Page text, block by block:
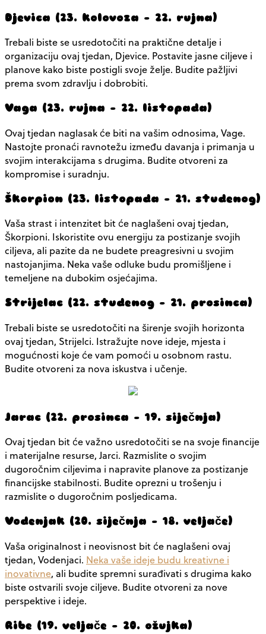
Djevica (23. kolovoza – 22. rujna)
Trebali biste se usredotočiti na praktične detalje i
organizaciju ovaj tjedan, Djevice. Postavite jasne ciljeve i
planove kako biste postigli svoje želje. Budite pažljivi
prema svom zdravlju i dobrobiti.
Vaga (23. rujna – 22. listopada)
Ovaj tjedan naglasak će biti na vašim odnosima, Vage.
Nastojte pronaći ravnotežu između davanja i primanja u
svojim interakcijama s drugima. Budite otvoreni za
kompromise i suradnju.
Škorpion (23. listopada – 21. studenog)
Vaša strast i intenzitet bit će naglašeni ovaj tjedan,
Škorpioni. Iskoristite ovu energiju za postizanje svojih
ciljeva, ali pazite da ne budete preagresivni u svojim
nastojanjima. Neka vaše odluke budu promišljene i
temeljene na dubokim osjećajima.
Strijelac (22. studenog – 21. prosinca)
Trebali biste se usredotočiti na širenje svojih horizonta
ovaj tjedan, Strijelci. Istražujte nove ideje, mjesta i
mogućnosti koje će vam pomoći u osobnom rastu.
Budite otvoreni za nova iskustva i učenje.
Jarac (22. prosinca – 19. siječnja)
Ovaj tjedan bit će važno usredotočiti se na svoje financije
i materijalne resurse, Jarci. Razmislite o svojim
dugoročnim ciljevima i napravite planove za postizanje
financijske stabilnosti. Budite oprezni u trošenju i
razmislite o dugoročnim posljedicama.
Vodenjak (20. siječnja – 18. veljače)
Vaša originalnost i neovisnost bit će naglašeni ovaj
tjedan, Vodenjaci. Neka vaše ideje budu kreativne i
inovativne, ali budite spremni surađivati s drugima kako
biste ostvarili svoje ciljeve. Budite otvoreni za nove
perspektive i ideje.
Ribe (19. veljače – 20. ožujka)